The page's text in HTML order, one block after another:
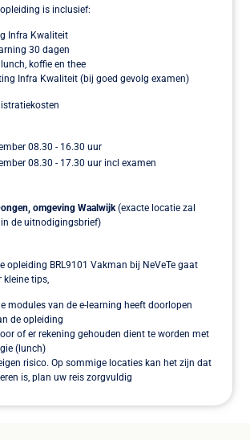
is inclusief:
Infra Kwaliteit
30 dagen
koffie en thee
Infra Kwaliteit (bij goed gevolg examen)
08.30 - 16.30 uur
08.30 - 17.30 uur incl examen
omgeving Waalwijk (exacte locatie zal
de uitnodigingsbrief)
opleiding BRL9101 Vakman bij NeVeTe gaat
kleine tips,
modules van de e-learning heeft doorlopen
de opleiding
of er rekening gehouden dient te worden met
(lunch)
risico. Op sommige locaties kan het zijn dat
is, plan uw reis zorgvuldig